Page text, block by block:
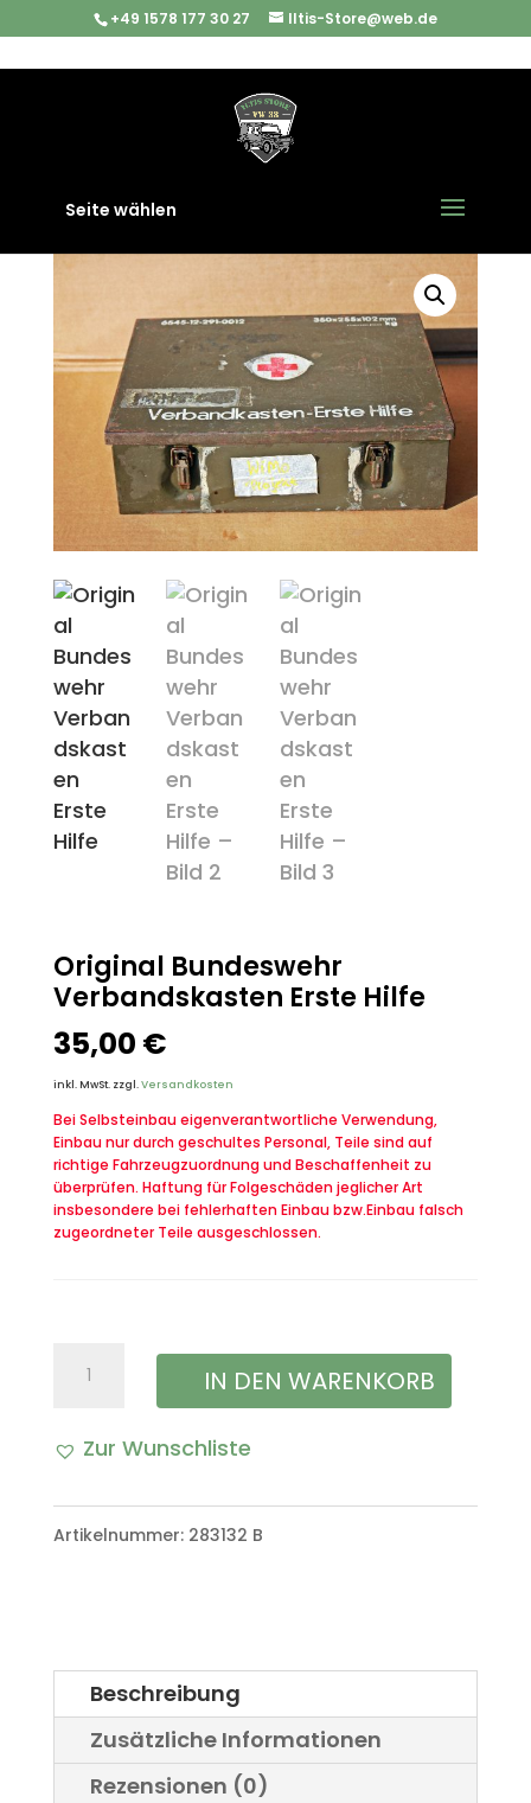
+49 1578 177 30 27 Iltis-Store@web.de
Seite wählen
/ Original Bundeswehr
Original Bundeswehr
Verbandskasten Erste Hilfe
35,00 €
inkl. MwSt. zzgl.Versandkosten
Bei Selbsteinbau eigenverantwortliche Verwendung,
Einbau nur durch geschultes Personal, Teile sind auf
richtige Fahrzeugzuordnung und Beschaffenheit zu
überprüfen. Haftung für Folgeschäden jeglicher Art
insbesondere bei fehlerhaften Einbau bzw.Einbau falsch
zugeordneter Teile ausgeschlossen.
Original
Bundeswehr
Verbandskasten
Hilfe
IN DEN WARENKORB
Zur Wunschliste
l
r
n
a
Artikelnummer: 283132 B
Beschreibung
Zusätzliche Informationen
Rezensionen (0)